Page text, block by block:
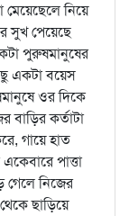
নিয়ে
সুখ পেয়েছে
পুরুষমানুষের
একটা বয়েস
ওর দিকে
কর্তাটা
গায়ে হাত
পাত্তা
গেলে নিজের
ছাড়িয়ে